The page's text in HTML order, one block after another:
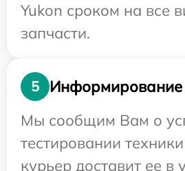
Yukon сроком на все
запчасти.
5
Информирование
Мы сообщим Вам о
тестировании
курьер доставит ее в